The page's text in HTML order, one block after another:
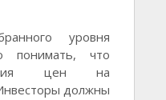
уровня
понимать, что
цен на
должны